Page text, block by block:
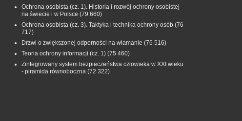
Ochrona osobista (cz. 1). Historia i rozwój ochrony osobistej
na świecie i w Polsce (79 660)
Ochrona osobista (cz. 3). Taktyka i technika ochrony osób (76
717)
Drzwi o zwiększonej odporności na włamanie (76 516)
Teoria ochrony informacji (cz. 1) (75 460)
Zintegrowany system bezpieczeństwa człowieka w XXI wieku
- piramida równoboczna (72 322)